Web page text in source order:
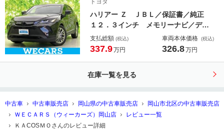
モニター
トヨタ
ハリアー Ｚ ＪＢＬ／保証書／純正
１２．３インチ メモリーナビ／デジ
タルインナーミラー／衝突安全装置／
パノラミックビューモニター／車線逸
支払総額 (税込)
337.9万円
車両本体価格 (税込)
326.8万円
在庫一覧を見る
中古車 中古車販売店 岡山県の中古車販売店
岡山市北区の中古車販売店
ＷＥＣＡＲＳ（ウィーカーズ）岡山店
レビュー一覧
ＫＡCOSＭＯさんのレビュー詳細